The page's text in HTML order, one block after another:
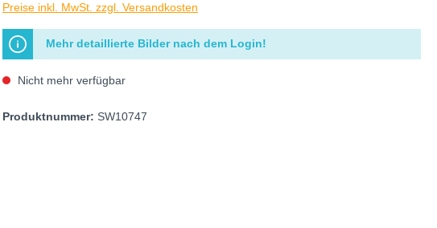
Preise inkl. MwSt. zzgl. Versandkosten
Mehr detaillierte Bilder nach dem Login!
Nicht mehr verfügbar
Produktnummer: SW10747